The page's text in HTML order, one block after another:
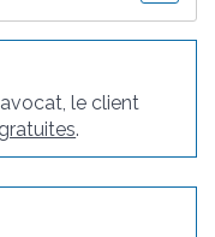
le client
.